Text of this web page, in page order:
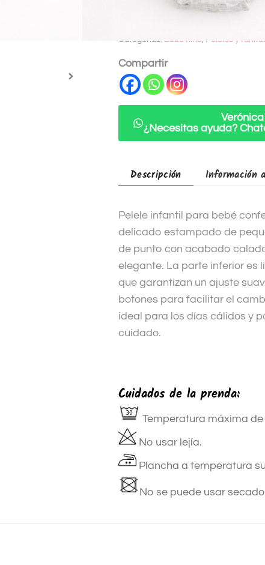
r
n
a
t
e
Categorías: Bebé niño Peleles y
Compartir
Verónica
¿Necesitas ayuda?
Descripción Información
Pelele infantil para bebé
delicado estampado de
de punto con acabado
elegante. La parte inferior es
que garantizan un ajuste
botones para facilitar el
ideal para los días cálidos y
cuidado.
Cuidados de la prenda:
Temperatura máxima
No usar lejía.
Plancha a temperatura
No se puede usar